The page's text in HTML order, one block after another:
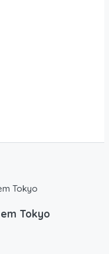
Tokyo
Tokyo